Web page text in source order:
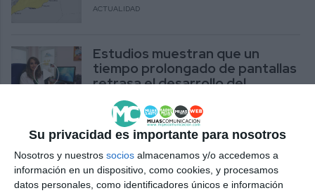
Su privacidad es importante para nosotros
Nosotros y nuestros socios almacenamos y/o accedemos a
información en un dispositivo, como cookies, y procesamos
datos personales, como identificadores únicos e información
ACTUALIDAD
Estudios muestran que un
tiempo prolongado de pantallas
retrasa el desarrollo del
lenguaje
ACTUALIDAD
Los platos precocinados se han
convertido en una solución a la
falta de tiempo